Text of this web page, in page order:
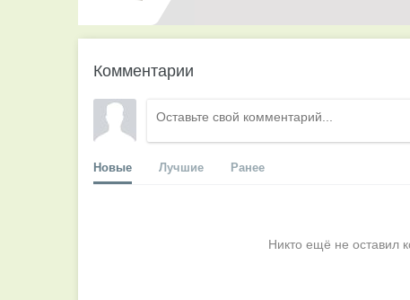
Комментарии
Новые Лучшие Ранее
Никто ещё не оставил